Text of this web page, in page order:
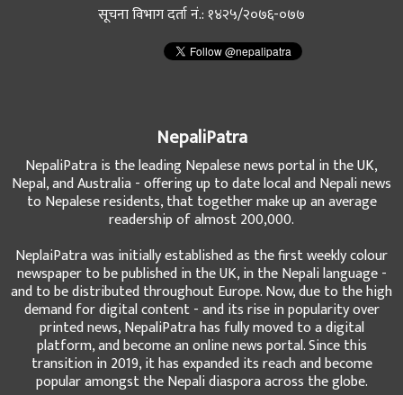
सूचना विभाग दर्ता नं.: १४२५/२०७६-०७७
NepaliPatra
NepaliPatra is the leading Nepalese news portal in the UK,
Nepal, and Australia - offering up to date local and Nepali news
to Nepalese residents, that together make up an average
readership of almost 200,000.
NeplaiPatra was initially established as the first weekly colour
newspaper to be published in the UK, in the Nepali language -
and to be distributed throughout Europe. Now, due to the high
demand for digital content - and its rise in popularity over
printed news, NepaliPatra has fully moved to a digital
platform, and become an online news portal. Since this
transition in 2019, it has expanded its reach and become
popular amongst the Nepali diaspora across the globe.